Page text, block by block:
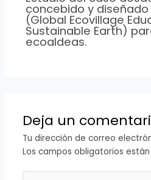
concebido y diseñado
(Global Ecovillage
Sustainable Earth)
ecoaldeas.
Deja un
Tu dirección de correo
Los campos obligatorios